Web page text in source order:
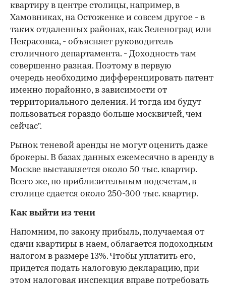
00:00 / 00:00
квартиру в центре столицы, например, в
Хамовниках, на Остоженке и совсем другое - в
таких отдаленных районах, как Зеленоград или
Некрасовка, - объясняет руководитель
столичного департамента. - Доходность там
совершенно разная. Поэтому в первую
очередь необходимо дифференцировать патент
именно порайонно, в зависимости от
территориального деления. И тогда им будут
пользоваться гораздо больше москвичей, чем
сейчас".
Рынок теневой аренды не могут оценить даже
брокеры. В базах данных ежемесячно в аренду в
Москве выставляется около 50 тыс. квартир.
Всего же, по приблизительным подсчетам, в
столице сдается около 250-300 тыс. квартир.
Как выйти из тени
Напомним, по закону прибыль, получаемая от
сдачи квартиры в наем, облагается подоходным
налогом в размере 13%. Чтобы уплатить его,
придется подать налоговую декларацию, при
этом налоговая инспекция вправе потребовать